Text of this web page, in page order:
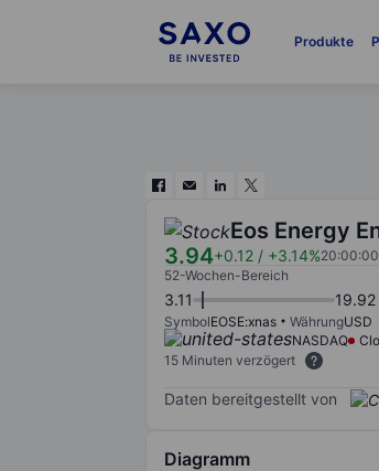
Produkte
Eos Energy
3.94+0.12 / +3.14%20:00:00
52-Wochen-Bereich
3.11 19.92
SymbolEOSE:xnas WährungUSD
NASDAQ
15 Minuten verzögert
Daten bereitgestellt von
Diagramm